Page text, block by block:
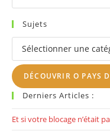
Sujets
Sujets
DÉCOUVRIR O PAYS
Derniers Articles :
Et si votre blocage n’était